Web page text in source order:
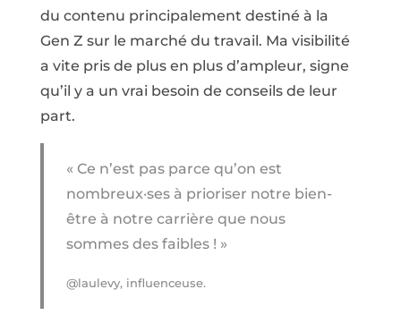
du contenu principalement destiné à la
Gen Z sur le marché du travail. Ma visibilité
a vite pris de plus en plus d’ampleur, signe
qu’il y a un vrai besoin de conseils de leur
part.
« Ce n’est pas parce qu’on est
nombreux·ses à prioriser notre bien-
être à notre carrière que nous
sommes des faibles ! »
@laulevy, influenceuse.